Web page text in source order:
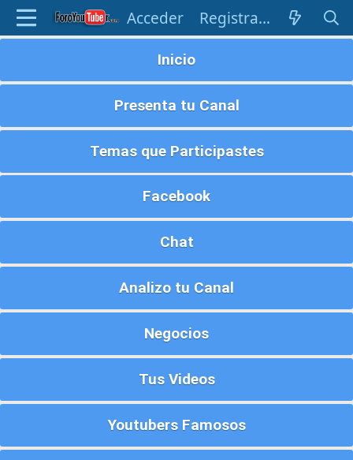
Acceder Registrarse
Inicio
Presenta tu Canal
Temas que Participastes
Facebook
Chat
Analizo tu Canal
Negocios
Tus Videos
Youtubers Famosos